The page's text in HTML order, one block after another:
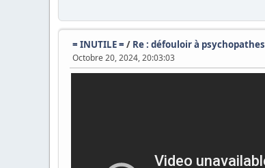
= INUTILE = / Re : défouloir à psychopathes
Octobre 20, 2024, 20:03:03